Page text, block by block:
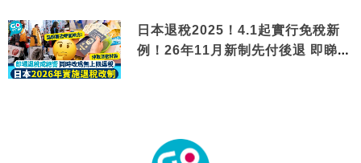
日本退稅2025！4.1起實行免稅新
例！26年11月新制先付後退 即睇步